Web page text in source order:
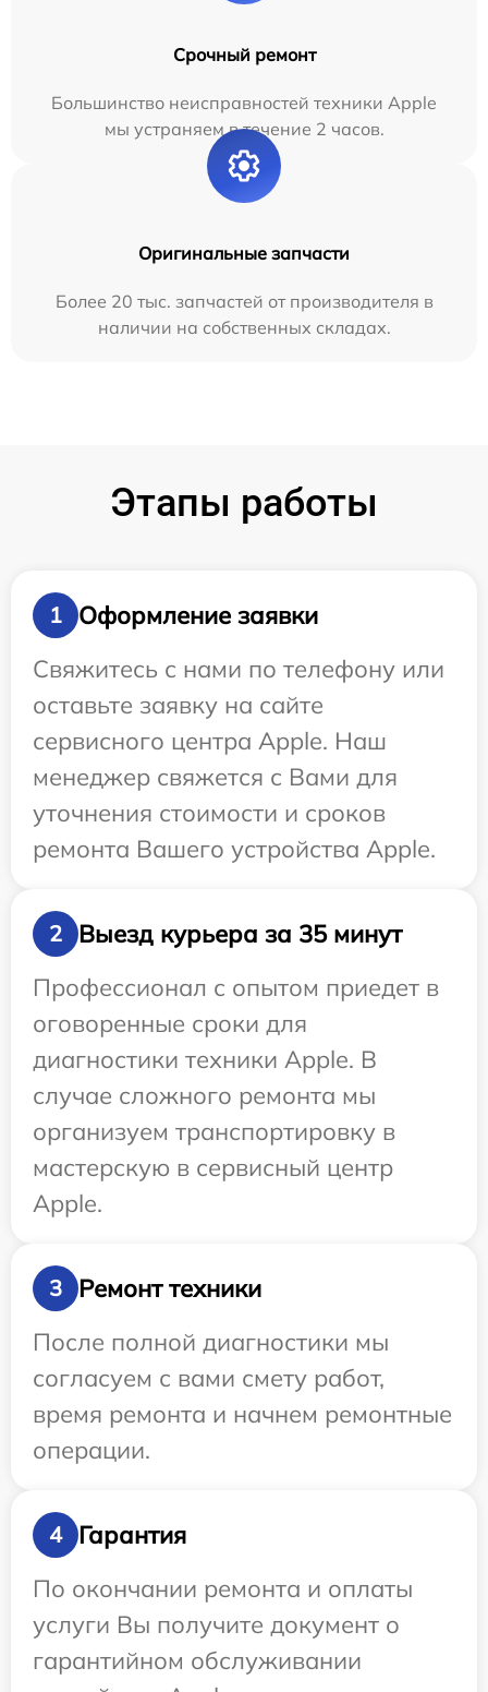
Срочный ремонт
Большинство неисправностей техники Apple
мы устраняем в течение 2 часов.
Оригинальные запчасти
Более 20 тыс. запчастей от производителя в
наличии на собственных складах.
Этапы работы
1
Оформление заявки
Свяжитесь с нами по телефону или
оставьте заявку на сайте
сервисного центра Apple. Наш
менеджер свяжется с Вами для
уточнения стоимости и сроков
ремонта Вашего устройства Apple.
2
Выезд курьера за 35 минут
Профессионал с опытом приедет в
оговоренные сроки для
диагностики техники Apple. В
случае сложного ремонта мы
организуем транспортировку в
мастерскую в сервисный центр
Apple.
3
Ремонт техники
После полной диагностики мы
согласуем с вами смету работ,
время ремонта и начнем ремонтные
операции.
4
Гарантия
По окончании ремонта и оплаты
услуги Вы получите документ о
гарантийном обслуживании